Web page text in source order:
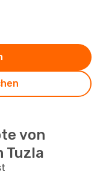
von
Tuzla